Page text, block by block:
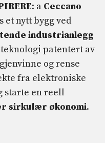
: a Ceccano
et nytt bygg ved
industrianlegg
patentert av
og rense
fra elektroniske
starte en reell
sirkulær økonomi.